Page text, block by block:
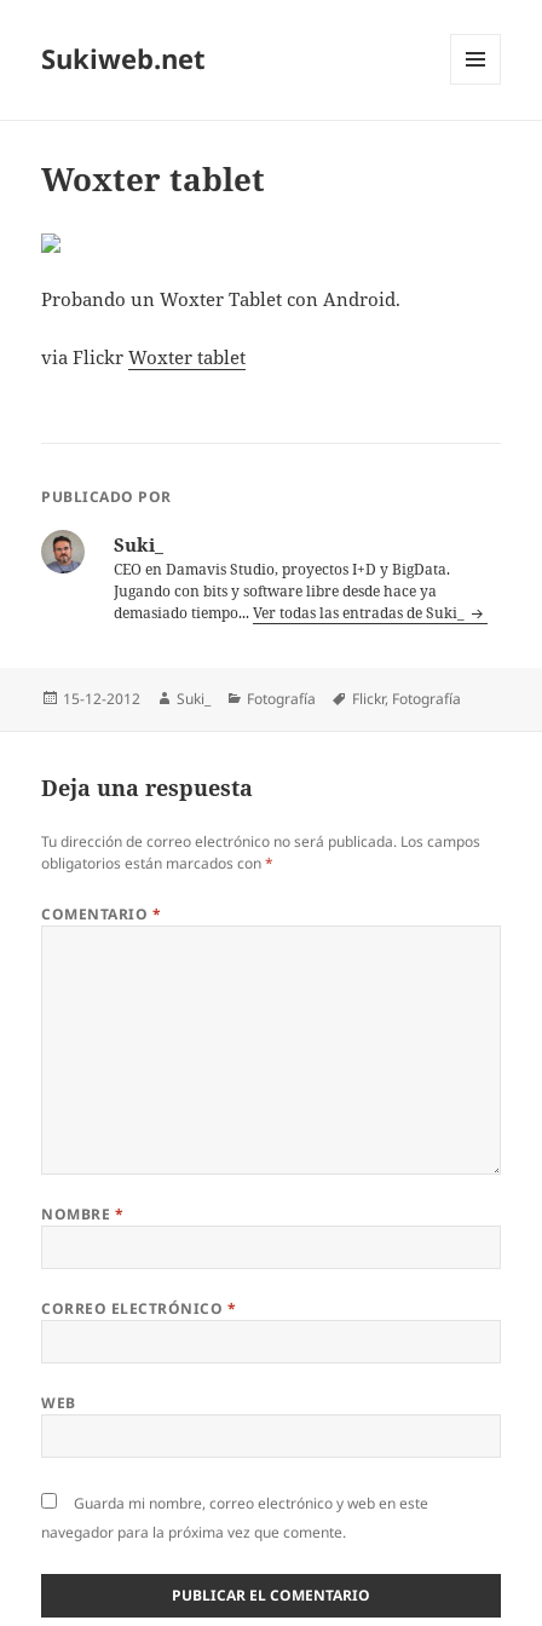
Sukiweb.net
Woxter tablet
Probando un Woxter Tablet con Android.
via FlickrWoxter tablet
PUBLICADO POR
Suki_
CEO en Damavis Studio, proyectos I+D y BigData.
Jugando con bits y software libre desde hace ya
demasiado tiempo...Ver todas las entradas de Suki_
Publicado
15-12-2012 Autor
Suki_ Categorías
Fotografía Etiquetas
Flickr, Fotografí­a
Deja una respuesta
Tu dirección de correo electrónico no será publicada. Los campos
obligatorios están marcados con*
COMENTARIO *
NOMBRE *
CORREO ELECTRÓNICO *
WEB
Guarda mi nombre, correo electrónico y web en este
navegador para la próxima vez que comente.